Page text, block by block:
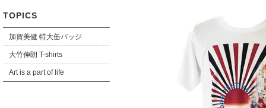
TOPICS
加賀美健 特大缶バッジ
大竹伸朗 T-shirts
Art is a part of life